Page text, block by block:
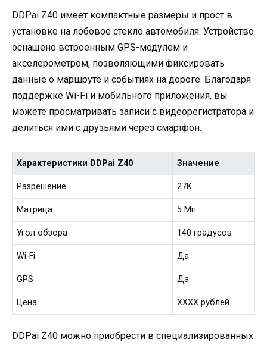
DDPai Z40 имеет компактные размеры и прост в
установке на лобовое стекло автомобиля. Устройство
оснащено встроенным GPS-модулем и
акселерометром, позволяющими фиксировать
данные о маршруте и событиях на дороге. Благодаря
поддержке Wi-Fi и мобильного приложения, вы
можете просматривать записи с видеорегистратора и
делиться ими с друзьями через смартфон.
Характеристики DDPai Z40 Значение
Разрешение 27К
Матрица 5 Мп
Угол обзора 140 градусов
Wi-Fi Да
GPS Да
Цена ХХХХ рублей
DDPai Z40 можно приобрести в специализированных